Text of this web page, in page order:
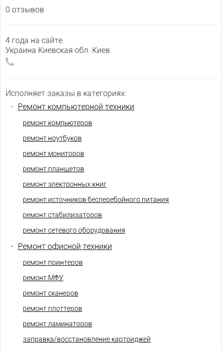
0 отзывов
4 года на сайте
Украина Киевская обл. Киев
Исполняет заказы в категориях:
- Ремонт компьютерной техники
ремонт компьютеров
ремонт ноутбуков
ремонт мониторов
ремонт планшетов
ремонт электронных книг
ремонт источников бесперебойного питания
ремонт стабилизаторов
ремонт сетевого оборудования
- Ремонт офисной техники
ремонт принтеров
ремонт МФУ
ремонт сканеров
ремонт плоттеров
ремонт ламинаторов
заправка/восстановление картриджей